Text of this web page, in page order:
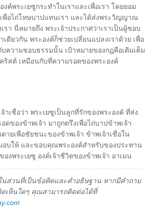
ค์พระเยซูกระทำในเราและเพื่อเรา โดยยอม
เพื่อไถ่โทษบาปแทนเรา และได้ส่งพระวิญญาณ
รา นี่หมายถึง พระเจ้าประกาศว่าเราเป็นผู้ชอบ
เดียวกัน พระองค์ก็ช่วยเปลี่ยนแปลงเราด้วย เพื่อ
ความชอบธรรมนั้น เป้าหมายของกฎคือเติมเต็ม
ริสต์ เหมือนกับที่ความรอดของพระองค์
าเชื่อว่า พระเยซูเป็นลูกที่รักของพระองค์ ที่ส่ง
ดของข้าพเจ้า มาถูกตรึงเพื่อไถ่บาปข้าพเจ้า
ยเพื่อชัยชนะของข้าพเจ้า ข้าพเจ้าเชื่อใน
อบให้ และขอบคุณพระองค์สำหรับของประทาน
งพระเยซู องค์เจ้าชีวิตของข้าพเจ้า อาเมน
นส่วนที่เป็นข้อคิดและคำอธิษฐาน หากมีคำถาม
เห็นใดๆ คุณสามารถติดต่อได้ที่